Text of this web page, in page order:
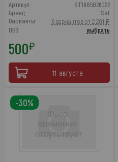
Артикул:
ST1985026022
Бренд:
Sat
Варианты:
6 вариантов от 2 201 ₽
ПВЗ:
выбрать
500₽
11 августа
-30%